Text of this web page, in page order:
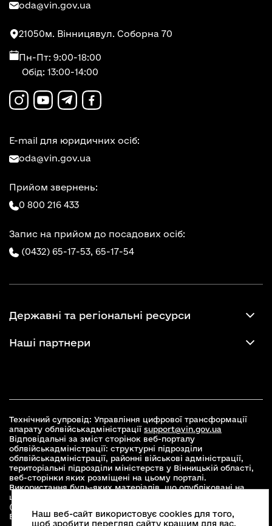
oda@vin.gov.ua
21050м. Вінницявул. Соборна 70
Пн-Пт: 9:00-18:00
Обід: 13:00-14:00
E-mail для юридичних осіб:
oda@vin.gov.ua
Прийом звернень:
0 800 216 433
Запис на прийом до посадових осіб:
(0432) 65-17-53, 65-17-54
Державні та регіональні ресурси
Наші партнери
Технічний супровід: Управління цифрової трансформації
апарату облвійськадміністрації support@vin.gov.ua
Відповідальні за зміст сторінок веб-порталу
облвійськадміністрації: структурні підрозділи
облвійськадміністрації, районні військові адміністрації,
територіальні підрозділи міністерств у Вінницькій області,
веб-сторінки яких розміщені на цьому порталі.
Використання будь-яких матеріалів, що опубліковані на
цьому сайті, дозволяється при умові зазначення посилання
(для інтернет-видань - гіперпосилання) на офіційний сайт
Вінницької облвійськадміністраціїwww.vin.gov.ua.
Наш веб-сайт використовує cookies для того,
щоб зробити перегляд сайту кращим для вас.